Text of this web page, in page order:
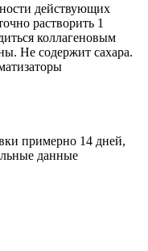
действующих
растворить 1
коллагеновым
Не содержит сахара.
примерно 14 дней,
данные